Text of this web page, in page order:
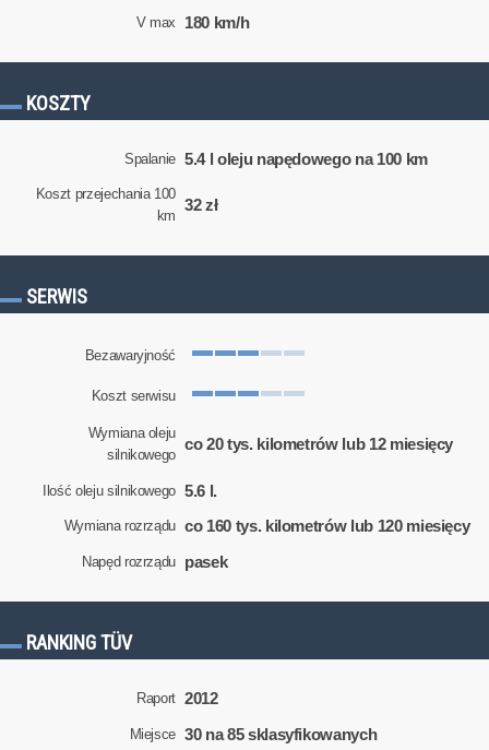
V max 180 km/h
KOSZTY
Spalanie 5.4 l oleju napędowego na 100 km
Koszt przejechania 100
km
32 zł
SERWIS
Bezawaryjność
Koszt serwisu
Wymiana oleju
silnikowego
co 20 tys. kilometrów lub 12 miesięcy
Ilość oleju silnikowego 5.6 l.
Wymiana rozrządu co 160 tys. kilometrów lub 120 miesięcy
Napęd rozrządu pasek
RANKING TÜV
Raport 2012
Miejsce 30 na 85 sklasyfikowanych